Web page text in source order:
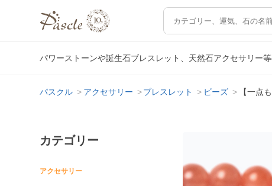
パワーストーンや誕生石ブレスレット、天然石アクセサリー
パスクル アクセサリー ブレスレット ビーズ 【一点
カテゴリー
アクセサリー